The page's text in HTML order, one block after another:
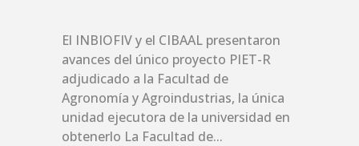
El INBIOFIV y el CIBAAL presentaron
avances del único proyecto PIET-R
adjudicado a la Facultad de
Agronomía y Agroindustrias, la única
unidad ejecutora de la universidad en
obtenerlo La Facultad de...